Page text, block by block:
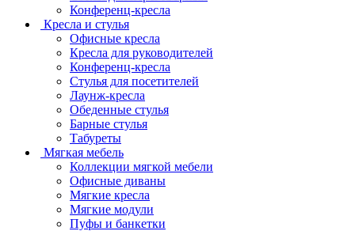
Конференц-кресла
Кресла и стулья
Офисные кресла
Кресла для руководителей
Конференц-кресла
Стулья для посетителей
Лаунж-кресла
Обеденные стулья
Барные стулья
Табуреты
Мягкая мебель
Коллекции мягкой мебели
Офисные диваны
Мягкие кресла
Мягкие модули
Пуфы и банкетки